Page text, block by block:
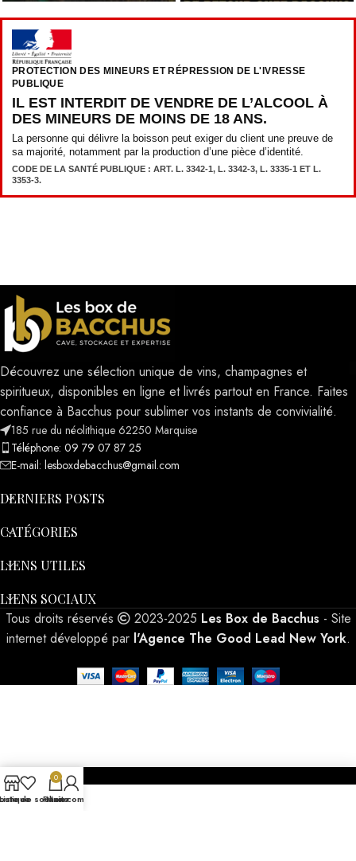
PROTECTION DES MINEURS ET RÉPRESSION DE L'IVRESSE
PUBLIQUE
IL EST INTERDIT DE VENDRE DE L’ALCOOL À
DES MINEURS DE MOINS DE 18 ANS.
La personne qui délivre la boisson peut exiger du client une preuve de
sa majorité, notamment par la production d’une pièce d’identité.
CODE DE LA SANTÉ PUBLIQUE : ART. L. 3342-1, L. 3342-3, L. 3335-1 ET L.
3353-3.
Découvrez une sélection unique de vins, champagnes et
spiritueux, disponibles en ligne et livrés partout en France. Faites
confiance à Bacchus pour sublimer vos instants de convivialité.
185 rue du néolithique 62250 Marquise
Téléphone: 09 79 07 87 25
E-mail: lesboxdebacchus@gmail.com
DERNIERS POSTS
CATÉGORIES
LIENS UTILES
LIENS SOCIAUX
Tous droits réservés 2023-2025 Les Box de Bacchus - Site
internet développé par l'Agence The Good Lead New York.
Liste de souhaits
0
Panier
Mon compte